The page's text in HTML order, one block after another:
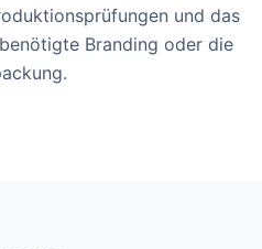
und das
Branding oder die